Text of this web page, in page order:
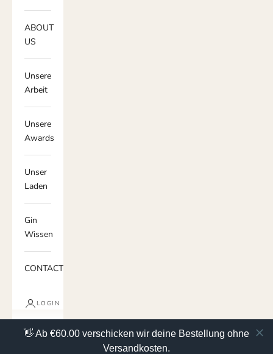
ABOUT
US
Unsere
Arbeit
Unsere
Awards
Unser
Laden
Gin
Wissen
CONTACT
LOGIN
👋 Ab €60.00 verschicken wir deine Bestellung ohne
Versandkosten.